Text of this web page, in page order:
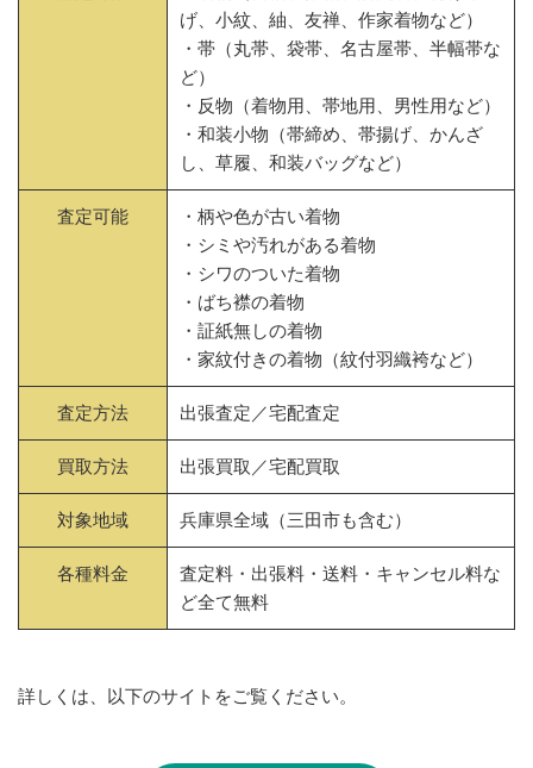
げ、小紋、紬、友禅、作家着物など）
・帯（丸帯、袋帯、名古屋帯、半幅帯な
ど）
・反物（着物用、帯地用、男性用など）
・和装小物（帯締め、帯揚げ、かんざ
し、草履、和装バッグなど）
査定可能
・柄や色が古い着物
・シミや汚れがある着物
・シワのついた着物
・ばち襟の着物
・証紙無しの着物
・家紋付きの着物（紋付羽織袴など）
査定方法 出張査定／宅配査定
買取方法 出張買取／宅配買取
対象地域 兵庫県全域（三田市も含む）
各種料金
査定料・出張料・送料・キャンセル料な
ど全て無料
詳しくは、以下のサイトをご覧ください。